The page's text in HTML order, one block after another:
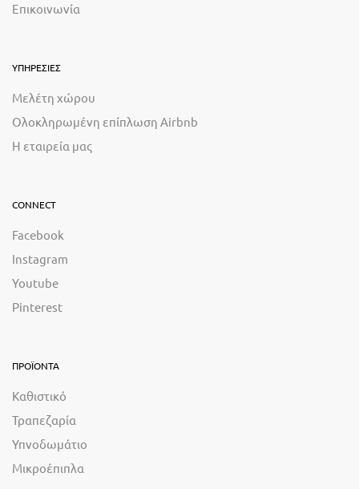
Επικοινωνία
ΥΠΗΡΕΣΙΕΣ
Μελέτη χώρου
Ολοκληρωμένη επίπλωση Airbnb
Η εταιρεία μας
CONNECT
Facebook
Instagram
Youtube
Pinterest
ΠΡΟΪΟΝΤΑ
Καθιστικό
Τραπεζαρία
Υπνοδωμάτιο
Μικροέπιπλα